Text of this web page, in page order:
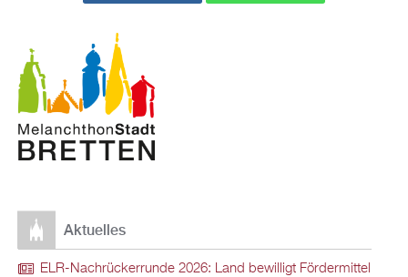
Ak­tu­el­les
ELR-Nach­rü­ck­er­run­de 2026: Land be­wil­ligt För­der­mit­tel